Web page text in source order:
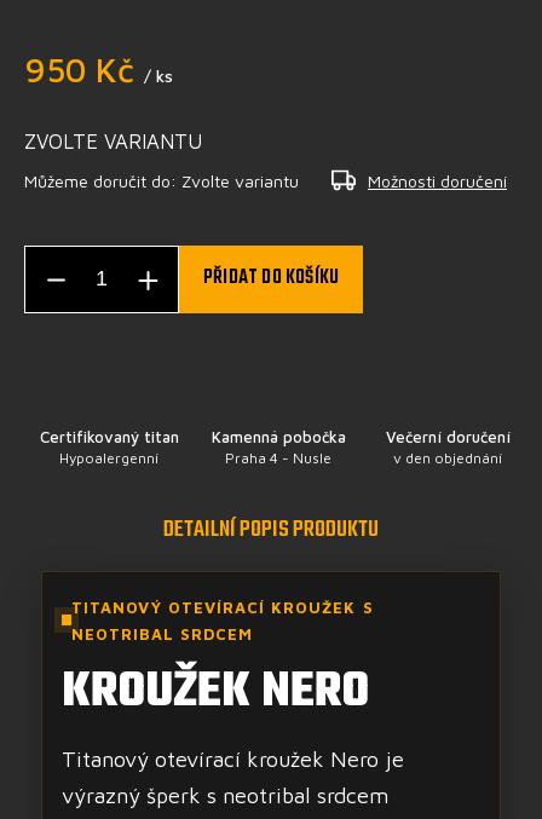
950 Kč / ks
ZVOLTE VARIANTU
Můžeme doručit do: Zvolte variantu Možnosti doručení
PŘIDAT DO KOŠÍKU
Certifikovaný titan
Hypoalergenní
Kamenná pobočka
Praha 4 - Nusle
Večerní doručení
v den objednání
DETAILNÍ POPIS PRODUKTU
TITANOVÝ OTEVÍRACÍ KROUŽEK S
NEOTRIBAL SRDCEM
KROUŽEK NERO
Titanový otevírací kroužek Nero je
výrazný šperk s neotribal srdcem